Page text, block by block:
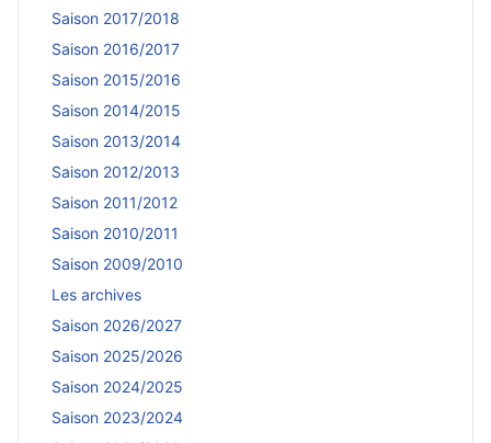
Saison 2017/2018
Saison 2016/2017
Saison 2015/2016
Saison 2014/2015
Saison 2013/2014
Saison 2012/2013
Saison 2011/2012
Saison 2010/2011
Saison 2009/2010
Les archives
Saison 2026/2027
Saison 2025/2026
Saison 2024/2025
Saison 2023/2024